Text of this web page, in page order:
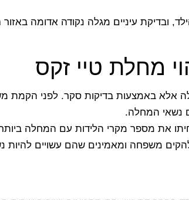
ובדיקת עיניים מגלה נקודה אדומה באזור
מחלת טיי זקס
אלא באמצעות בדיקות סקר. לפני הקמת
נשאי המחלה.
את מספר מקרי הלידות עם המחלה
להקים משפחה ומאמינים שהם עשויים